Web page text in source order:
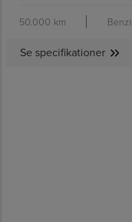
50.000 km
Se specifikationer